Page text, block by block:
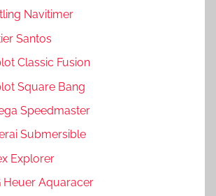
Navitimer
Santos
Classic Fusion
Square Bang
Speedmaster
Submersible
Explorer
Heuer Aquaracer